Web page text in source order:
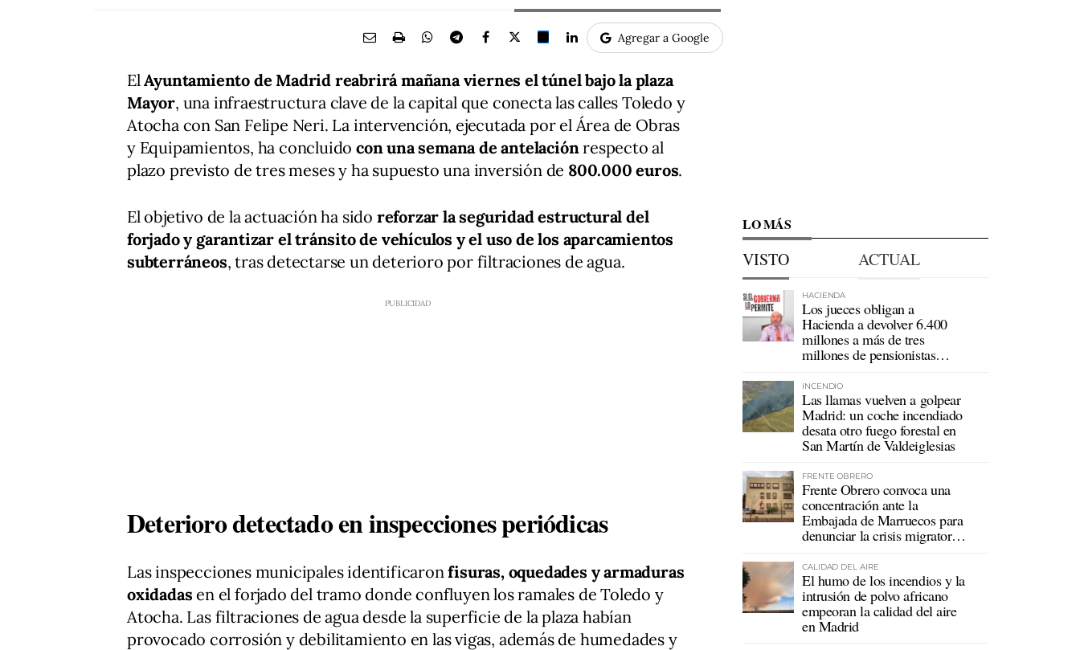
Agregar a Google
ElAyuntamiento de Madrid reabrirá mañana viernes el túnel bajo la plaza
Mayor, una infraestructura clave de la capital que conecta las calles Toledo y
Atocha con San Felipe Neri. La intervención, ejecutada por el Área de Obras
y Equipamientos, ha concluido con una semana de antelaciónrespecto al
plazo previsto de tres meses y ha supuesto una inversión de 800.000 euros.
El objetivo de la actuación ha sido reforzar la seguridad estructural del
forjado y garantizar el tránsito de vehículos y el uso de los aparcamientos
subterráneos, tras detectarse un deterioro por filtraciones de agua.
Deterioro detectado en inspecciones periódicas
Las inspecciones municipales identificaronfisuras, oquedades y armaduras
oxidadas en el forjado del tramo donde confluyen los ramales de Toledo y
Atocha. Las filtraciones de agua desde la superficie de la plaza habían
provocado corrosión y debilitamiento en las vigas, además de humedades y
LO MÁS
VISTO ACTUAL
HACIENDA
Los jueces obligan a
Hacienda a devolver 6.400
millones a más de tres
millones de pensionistas
INCENDIO
Las llamas vuelven a golpear
Madrid: un coche incendiado
desata otro fuego forestal en
San Martín de Valdeiglesias
FRENTE OBRERO
Frente Obrero convoca una
concentración ante la
Embajada de Marruecos para
denunciar la crisis migratoria
CALIDAD DEL AIRE
El humo de los incendios y la
intrusión de polvo africano
empeoran la calidad del aire
en Madrid